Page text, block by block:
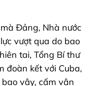
Đảng, Nhà nước
vượt qua do bao
tai, Tổng Bí thư
đoàn kết với Cuba,
vây, cấm vận